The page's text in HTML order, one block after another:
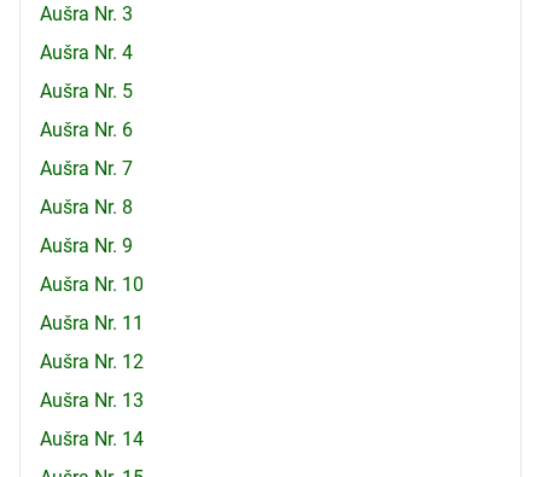
Aušra Nr. 3
Aušra Nr. 4
Aušra Nr. 5
Aušra Nr. 6
Aušra Nr. 7
Aušra Nr. 8
Aušra Nr. 9
Aušra Nr. 10
Aušra Nr. 11
Aušra Nr. 12
Aušra Nr. 13
Aušra Nr. 14